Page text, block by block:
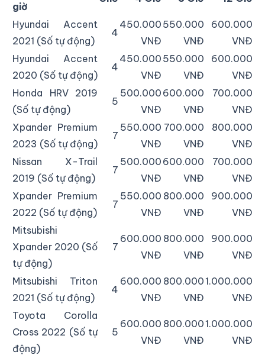
giờ
Hyundai Accent
2021 (Số tự động)
4
450.000
VNĐ
550.000
VNĐ
600.000
VNĐ
Hyundai Accent
2020 (Số tự động)
4
450.000
VNĐ
550.000
VNĐ
600.000
VNĐ
Honda HRV 2019
(Số tự động)
5
500.000
VNĐ
600.000
VNĐ
700.000
VNĐ
Xpander Premium
2023 (Số tự động)
7
550.000
VNĐ
700.000
VNĐ
800.000
VNĐ
Nissan X-Trail
2019 (Số tự động)
7
500.000
VNĐ
600.000
VNĐ
700.000
VNĐ
Xpander Premium
2022 (Số tự động)
7
550.000
VNĐ
800.000
VNĐ
900.000
VNĐ
Mitsubishi
Xpander 2020 (Số
tự động)
7
600.000
VNĐ
800.000
VNĐ
900.000
VNĐ
Mitsubishi Triton
2021 (Số tự động)
4
600.000
VNĐ
800.000
VNĐ
1.000.000
VNĐ
Toyota Corolla
Cross 2022 (Số tự
động)
5
600.000
VNĐ
800.000
VNĐ
1.000.000
VNĐ